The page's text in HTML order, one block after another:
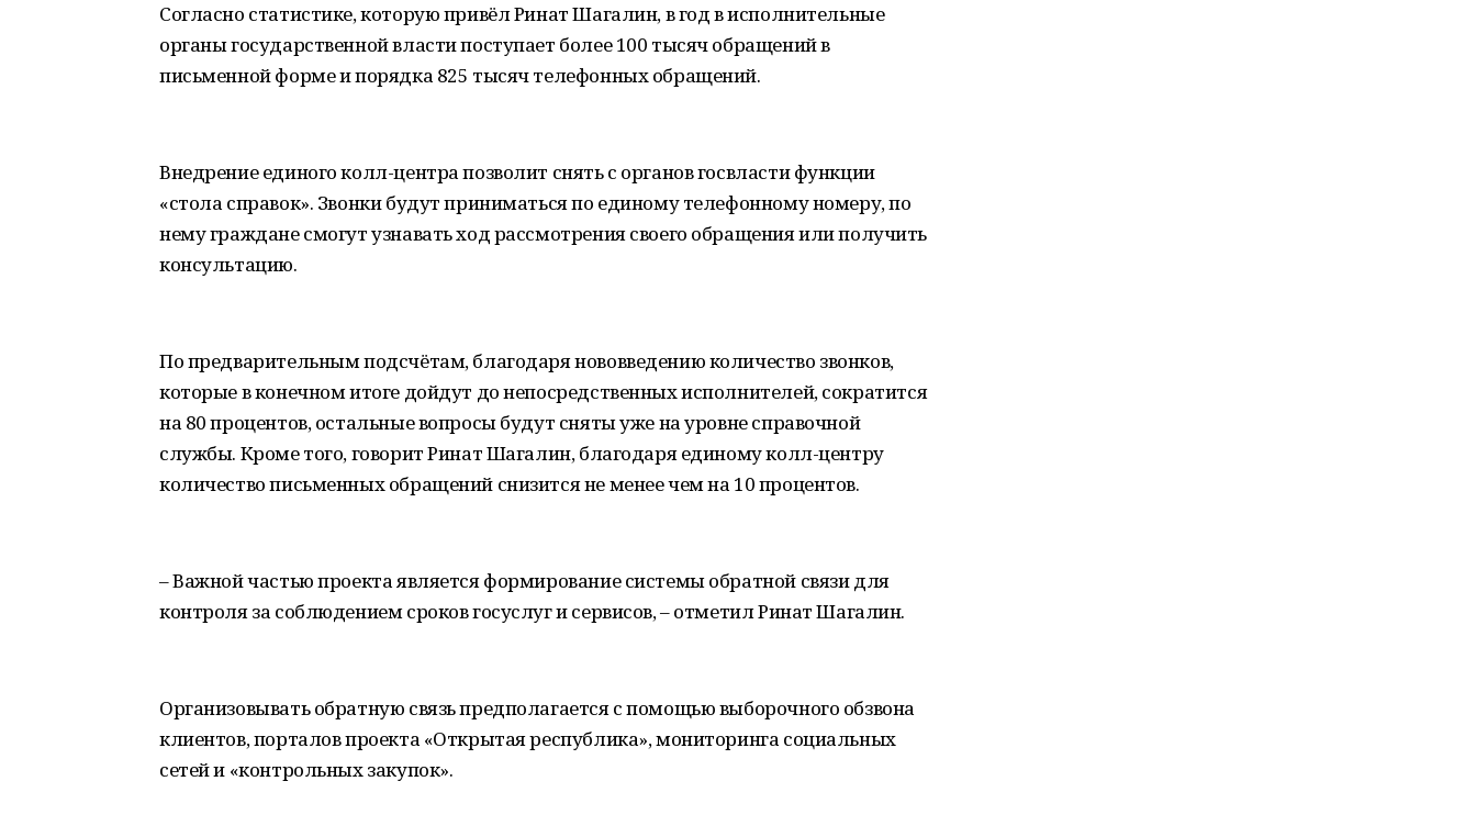
Согласно статистике, которую привёл Ринат Шагалин, в год в исполнительные
органы государственной власти поступает более 100 тысяч обращений в
письменной форме и порядка 825 тысяч телефонных обращений.
Внедрение единого колл-центра позволит снять с органов госвласти функции
«стола справок». Звонки будут приниматься по единому телефонному номеру, по
нему граждане смогут узнавать ход рассмотрения своего обращения или получить
консультацию.
По предварительным подсчётам, благодаря нововведению количество звонков,
которые в конечном итоге дойдут до непосредственных исполнителей, сократится
на 80 процентов, остальные вопросы будут сняты уже на уровне справочной
службы. Кроме того, говорит Ринат Шагалин, благодаря единому колл-центру
количество письменных обращений снизится не менее чем на 10 процентов.
– Важной частью проекта является формирование системы обратной связи для
контроля за соблюдением сроков госуслуг и сервисов, – отметил Ринат Шагалин.
Организовывать обратную связь предполагается с помощью выборочного обзвона
клиентов, порталов проекта «Открытая республика», мониторинга социальных
сетей и «контрольных закупок».